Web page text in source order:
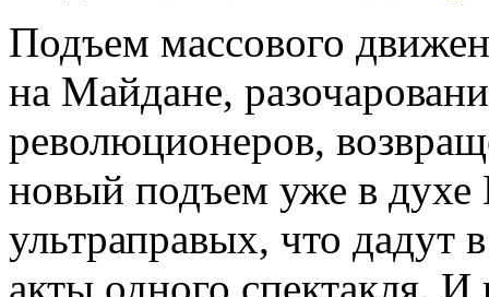
Подъем массового
на Майдане,
революционеров,
новый подъем уже в
ультраправых, что
акты одного спектакля. И